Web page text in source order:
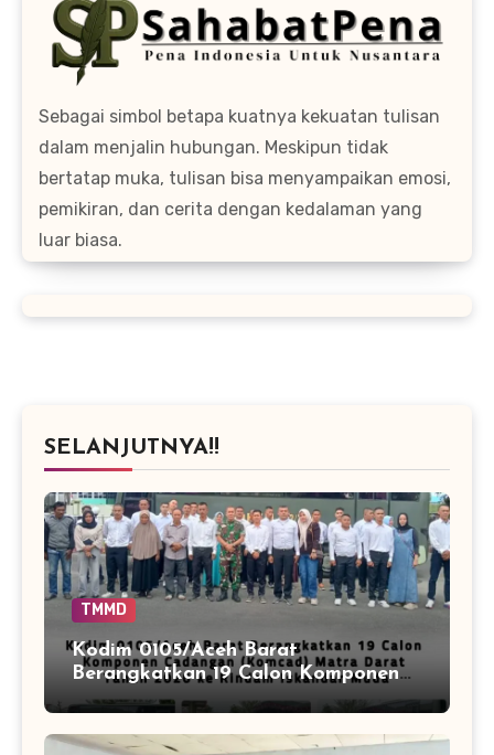
Sebagai simbol betapa kuatnya kekuatan tulisan
dalam menjalin hubungan. Meskipun tidak
bertatap muka, tulisan bisa menyampaikan emosi,
pemikiran, dan cerita dengan kedalaman yang
luar biasa.
SELANJUTNYA!!
TMMD
Kodim 0105/Aceh Barat
Berangkatkan 19 Calon Komponen
Cadangan (Komcad) Matra Darat
Tahun 2026 ke Rindam Iskandar
Muda